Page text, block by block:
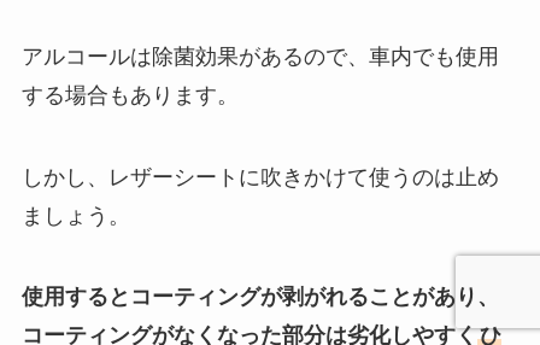
アルコールは除菌効果があるので、車内でも使用
する場合もあります。
しかし、レザーシートに吹きかけて使うのは止め
ましょう。
使用するとコーティングが剥がれることがあり、
コーティングがなくなった部分は劣化しやすくひ